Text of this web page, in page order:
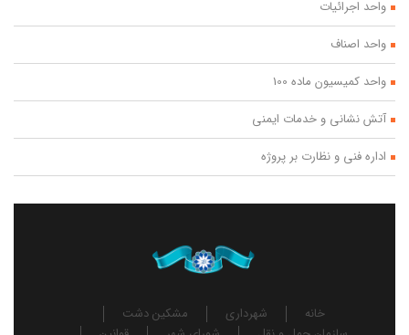
واحد اجرائیات
واحد اصناف
واحد کمیسیون ماده 100
آتش نشانی و خدمات ایمنی
اداره فنی و نظارت بر پروژه
خانه شهرداری
مشکین دشت